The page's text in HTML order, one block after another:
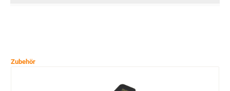
Zubehör